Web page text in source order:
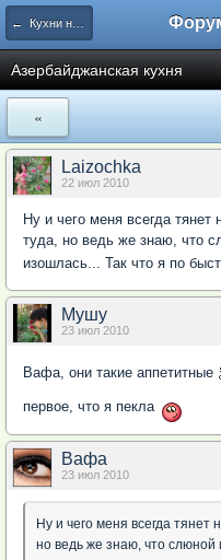
← Кухни народов Мира
Азербайджанская кухня
«
Laizochka
22 июл 2010
Ну и чего меня всегда тянет
туда, но ведь же знаю, что
изошлась... Так что я по
Мушу
23 июл 2010
Вафа, они такие аппетитные
первое, что я пекла
Вафа
23 июл 2010
Ну и чего меня всегда тянет
но ведь же знаю, что слюной